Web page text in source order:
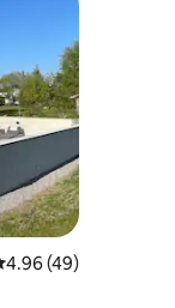
पैकी 4.96 सरासरी रेटिंग,
4.96 (49)